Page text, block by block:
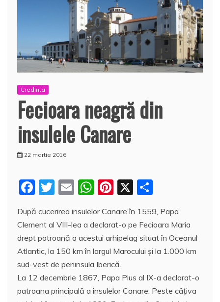
Credinta
Fecioara neagră din
insulele Canare
22 martie 2016
F
c
e
b
o
o
k
T
itt
er
E
ai
l
W
at
s
A
p
p
Pi
er
e
st
X
rt
aj
e
z
ă
După cucerirea insulelor Canare în 1559, Papa
Clement al VIII-lea a declarat-o pe Fecioara Maria
drept patroană a acestui arhipelag situat în Oceanul
Atlantic, la 150 km în largul Marocului şi la 1.000 km
sud-vest de peninsula Iberică.
La 12 decembrie 1867, Papa Pius al IX-a declarat-o
patroana principală a insulelor Canare. Peste câţiva